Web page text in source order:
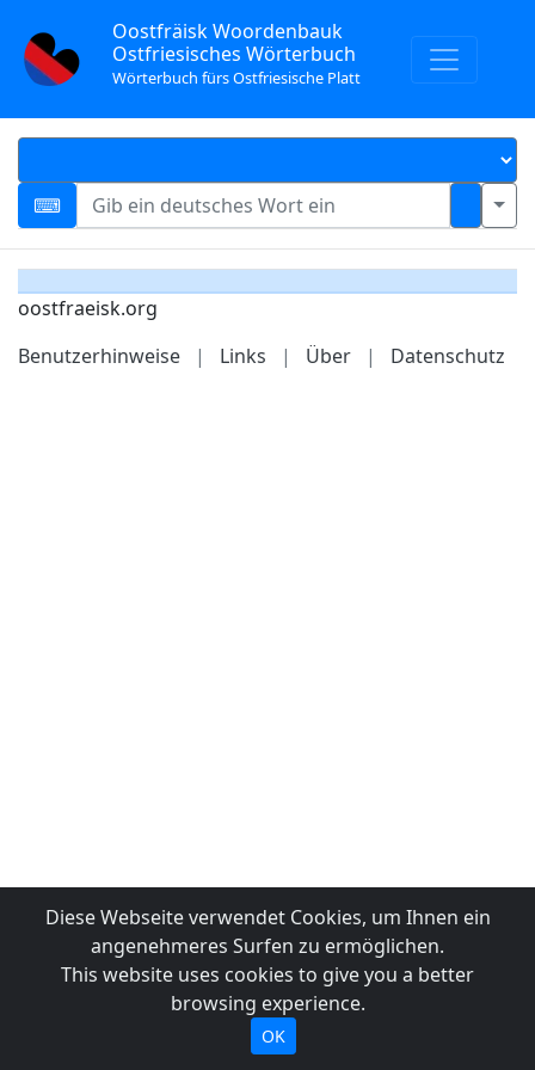
Oostfräisk Woordenbauk
Ostfriesisches Wörterbuch
Wörterbuch fürs Ostfriesische Platt
oostfraeisk.org
Benutzerhinweise
| Links | Über | Datenschutz
Diese Webseite verwendet Cookies, um Ihnen ein
angenehmeres Surfen zu ermöglichen.
This website uses cookies to give you a better
browsing experience.
OK